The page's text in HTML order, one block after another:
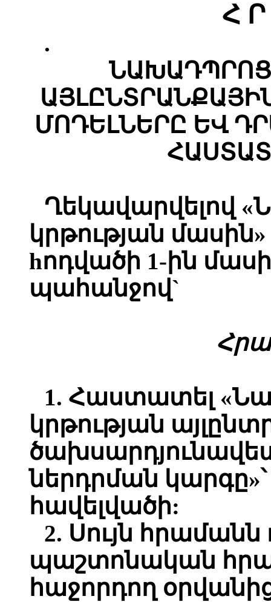
Հ
.
ՄՈԴԵԼՆԵՐԸ ԵՎ
Ղեկավարվելով
կրթության
hոդվածի 1-ին
պահանջով`
Հ
1. Հաստատել
կրթության
ներդրման
հավելվածի:
2. Սույն հրամանն
պաշտոնական
հաջորդող